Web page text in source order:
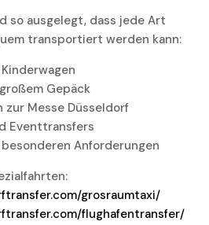
so ausgelegt, dass jede Art
transportiert werden kann:
Gepäck
Messe Düsseldorf
Eventtransfers
Anforderungen
grosraumtaxi/
flughafentransfer/